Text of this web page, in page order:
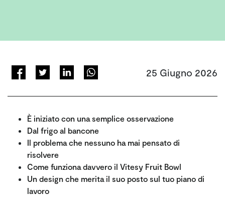
25 Giugno 2026
È iniziato con una semplice osservazione
Dal frigo al bancone
Il problema che nessuno ha mai pensato di
risolvere
Come funziona davvero il Vitesy Fruit Bowl
Un design che merita il suo posto sul tuo piano di
lavoro